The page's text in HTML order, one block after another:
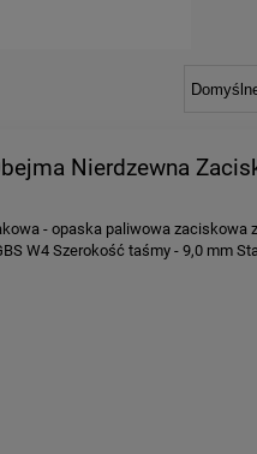
Nierdzewna
- opaska paliwowa zaciskowa
W4 Szerokość taśmy - 9,0 mm